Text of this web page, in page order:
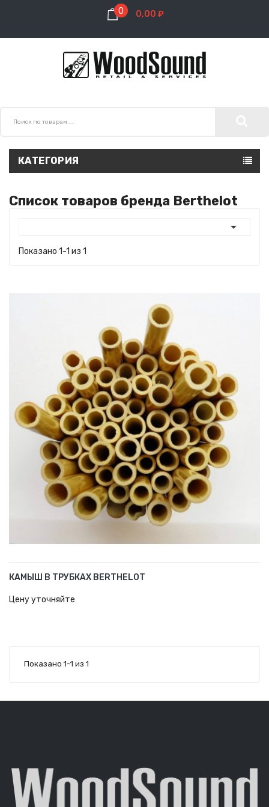
0 0,00 ₽
КАТЕГОРИЯ
Список товаров бренда Berthelot

Показано 1-1 из 1
КАМЫШ В ТРУБКАХ BERTHELOT
Цену уточняйте
Показано 1-1 из 1